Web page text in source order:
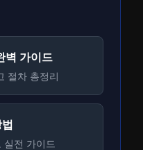
벽 가이드
절차 총정리
실전 가이드